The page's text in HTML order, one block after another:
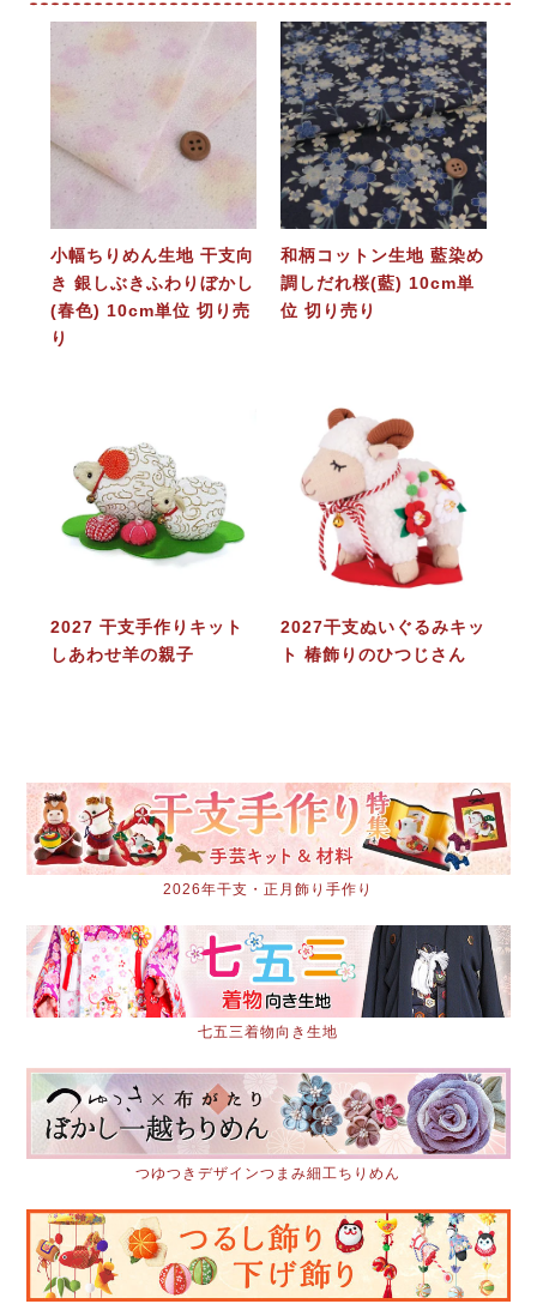
小幅ちりめん生地 干支向
き 銀しぶきふわりぼかし
(春色) 10cm単位 切り売
り
和柄コットン生地 藍染め
調しだれ桜(藍) 10cm単
位 切り売り
2027 干支手作りキット
しあわせ羊の親子
2027干支ぬいぐるみキッ
ト 椿飾りのひつじさん
2026年干支・正月飾り手作り
七五三着物向き生地
つゆつきデザインつまみ細工ちりめん